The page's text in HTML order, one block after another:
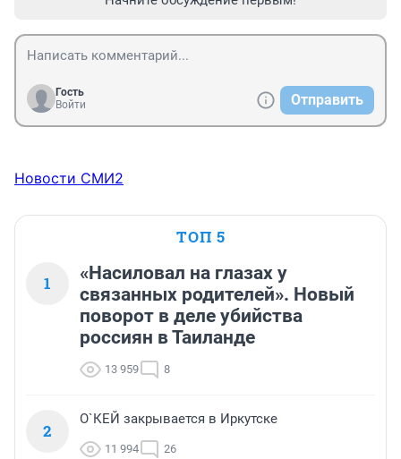
Гость
Войти
Отправить
Новости СМИ2
ТОП 5
1
«Насиловал на глазах у
связанных родителей». Новый
поворот в деле убийства
россиян в Таиланде
13 959 8
2
О`КЕЙ закрывается в Иркутске
11 994 26